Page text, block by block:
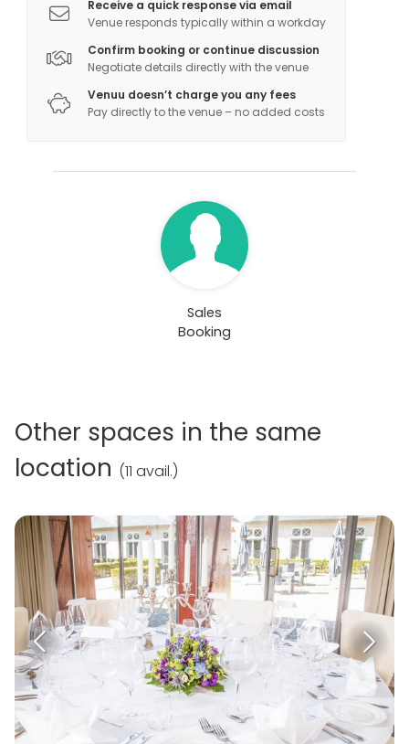
Receive a quick response via email
Venue responds typically within a workday
Confirm booking or continue discussion
Negotiate details directly with the venue
Venuu doesn’t charge you any fees
Pay directly to the venue – no added costs
Sales
Booking
Other spaces in the same
location (11 avail.)